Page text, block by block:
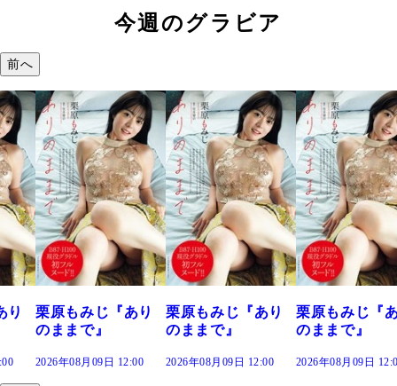
今週のグラビア
前へ
り
栗原もみじ『あり
のままで』
2026年08月09日 12:00
栗原もみじ『あり
のままで』
2026年08月09日 12:00
栗原もみじ『
のままで』
2026年08月09日